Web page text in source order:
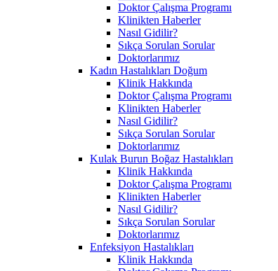
Doktor Çalışma Programı
Klinikten Haberler
Nasıl Gidilir?
Sıkça Sorulan Sorular
Doktorlarımız
Kadın Hastalıkları Doğum
Klinik Hakkında
Doktor Çalışma Programı
Klinikten Haberler
Nasıl Gidilir?
Sıkça Sorulan Sorular
Doktorlarımız
Kulak Burun Boğaz Hastalıkları
Klinik Hakkında
Doktor Çalışma Programı
Klinikten Haberler
Nasıl Gidilir?
Sıkça Sorulan Sorular
Doktorlarımız
Enfeksiyon Hastalıkları
Klinik Hakkında